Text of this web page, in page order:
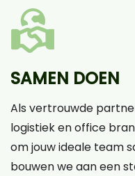
SAMEN DOEN
Als vertrouwde
logistiek en office
om jouw ideale team
bouwen we aan een